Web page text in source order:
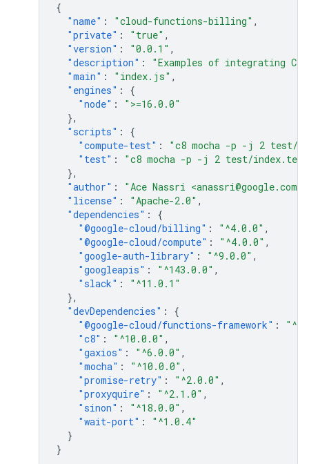
{
"name" : "cloud-functions-billing" ,
"private" : "true" ,
"version" : "0.0.1" ,
"description" :
"Examples of integrating
"main" : "index.js" ,
"engines" :
{
"node" :
">=16.0.0"
},
"scripts" :
{
"compute-test" :
"c8 mocha -p -j 2 test/
"test" :
"c8 mocha -p -j 2 test/
},
"author" :
"Ace Nassri <anassri@google.com>"
"license" : "Apache-2.0" ,
"dependencies" :
{
"@google-cloud/billing" : "^4.0.0" ,
"@google-cloud/compute" : "^4.0.0" ,
"google-auth-library" : "^9.0.0" ,
"googleapis" : "^143.0.0" ,
"slack" :
"^11.0.1"
},
"devDependencies" :
{
"@google-cloud/functions-framework" :
"c8" : "^10.0.0" ,
"gaxios" : "^6.0.0" ,
"mocha" : "^10.0.0" ,
"promise-retry" : "^2.0.0" ,
"proxyquire" : "^2.1.0" ,
"sinon" : "^18.0.0" ,
"wait-port" :
"^1.0.4"
}
}